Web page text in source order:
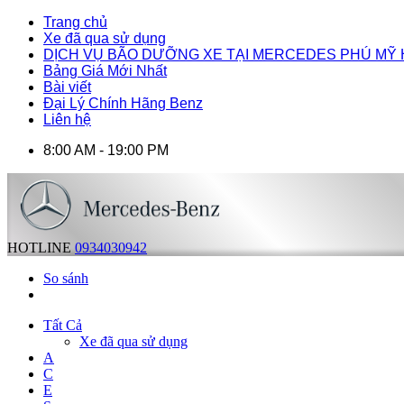
Trang chủ
Xe đã qua sử dụng
DỊCH VỤ BÃO DƯỠNG XE TẠI MERCEDES PHÚ MỸ
Bảng Giá Mới Nhất
Bài viết
Đại Lý Chính Hãng Benz
Liên hệ
8:00 AM - 19:00 PM
HOTLINE 0934030942
So sánh
Tất Cả
Xe đã qua sử dụng
A
C
E